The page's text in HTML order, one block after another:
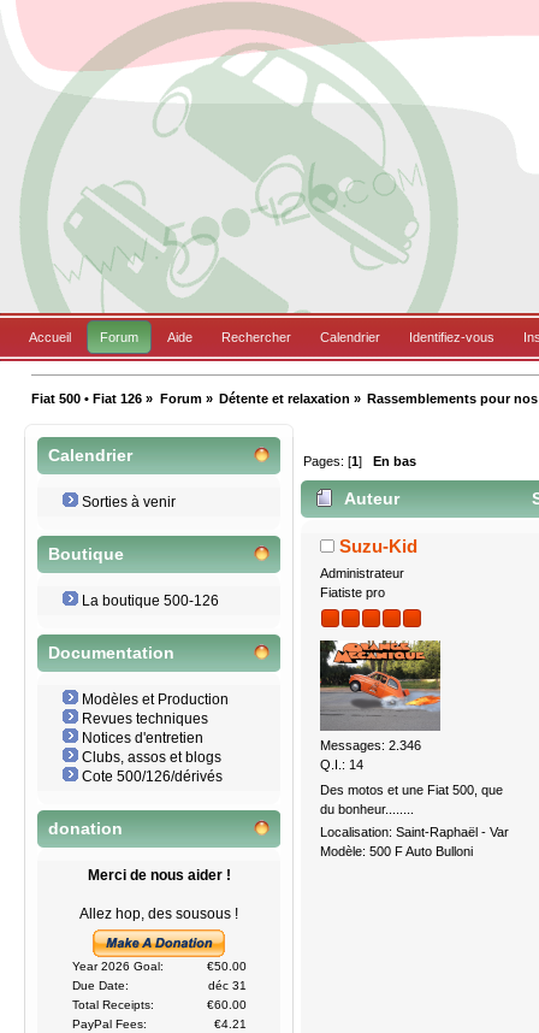
Accueil Forum Aide Rechercher Calendrier Identifiez-vous
Fiat 500 • Fiat 126 » Forum» Détente et relaxation » Rassemblements pour
Calendrier
Sorties à venir
Boutique
La boutique 500-126
Documentation
Modèles et Production
Revues techniques
Notices d'entretien
Clubs, assos et blogs
Cote 500/126/dérivés
donation
Merci de nous aider !
Allez hop, des sousous !
Year 2026 Goal:
€50.00
Due Date:
déc 31
Total Receipts:
€60.00
PayPal Fees:
€4.21
Pages: [1] En bas
Auteur
(Lu 5254 fois)
Suzu-Kid
Administrateur
Fiatiste pro
Messages: 2.346
Q.I.: 14
Des motos et une Fiat 500, que
du bonheur........
Localisation: Saint-Raphaël - Var
Modèle: 500 F Auto Bulloni